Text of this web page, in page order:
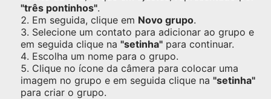
"três pontinhos".
Em seguida, clique em Novo grupo.
Selecione um contato para adicionar ao grupo e
em seguida clique na "setinha" para continuar.
Escolha um nome para o grupo.
Clique no ícone da câmera para colocar uma
imagem no grupo e em seguida clique na "setinha"
para criar o grupo.